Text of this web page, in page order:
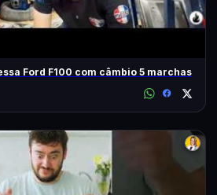
Ford F100 com câmbio 5 marchas